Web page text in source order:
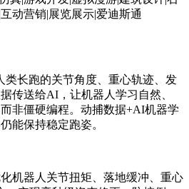
类长跑的关节角度、重心轨迹、发
传送给AI，让机器人学习自然、
非僵硬编程。动捕数据+AI机器学
能保持稳定跑姿。
机器人关节扭矩、落地缓冲、重心